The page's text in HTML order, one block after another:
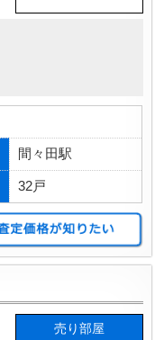
間々田駅
32戸
売り部屋